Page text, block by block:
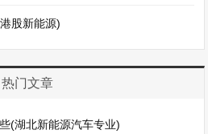
股新能源)
热门文章
(湖北新能源汽车专业)